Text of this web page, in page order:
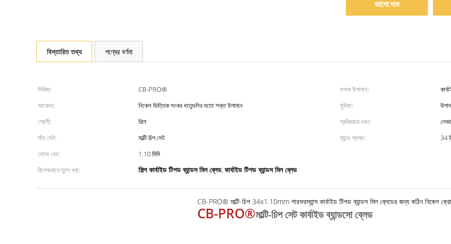
ভালো দাম
বিস্তারিত তথ্য পণ্যের বর্ণনা
সিরিজ: CB-PRO® ফলক উপাদান:
আবেদন:
নিকেল ভিত্তিক সংকর ধাতুগুলির মতো শক্ত উপাদান সুবিধা:
শ্রেণী:
শিল্প প্রক্রিয়ার ধরন:
দাঁত সেট:
মাল্টি-চিপ সেট ব্যান্ড প্রস্থ:
34
ব্লেড বেধ:
1.10 মিমি
বিশেষভাবে তুলে ধরা:
শিল্প কার্বাইড টিপড ব্যান্ডস মিল ব্লেড, কার্বাইড টিপড ব্যান্ডস মিল ব্লেড
CB-PRO® মাল্টি-চিপ 34x1.10mm পারফরম্যান্স কার্বাইড টিপড ব্যান্ডস মিল ব্লেডের জন্য কঠিন নিকেল
CB-PRO®মাল্টি-চিপ সেট কার্বাইড ব্যান্ডসো ব্লেড